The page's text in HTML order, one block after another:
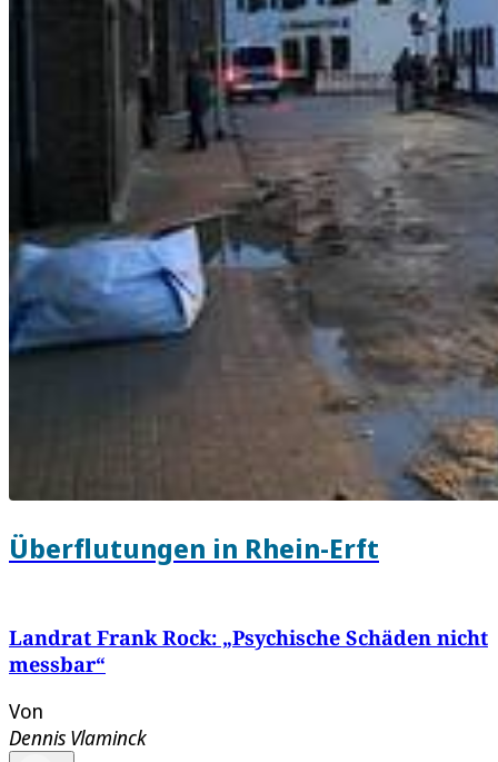
Überflutungen in Rhein-Erft
Landrat Frank Rock: „Psychische Schäden nicht
messbar“
Von
Dennis Vlaminck